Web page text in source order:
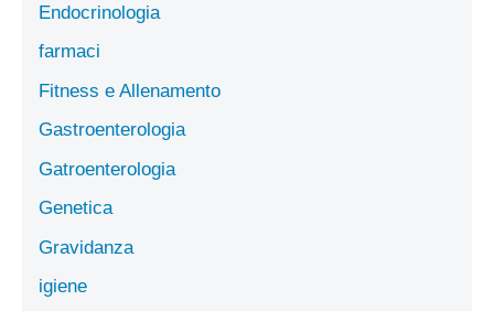
Endocrinologia
farmaci
Fitness e Allenamento
Gastroenterologia
Gatroenterologia
Genetica
Gravidanza
igiene